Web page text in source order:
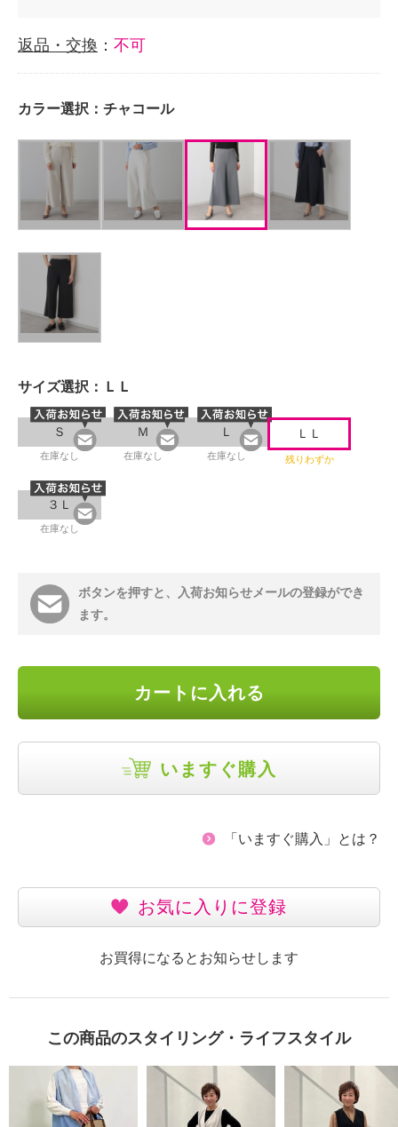
返品・交換 ： 不可
カラー選択： チャコール
サイズ選択： ＬＬ
Ｓ
在庫なし
Ｍ
在庫なし
Ｌ
在庫なし
ＬＬ
残りわずか
３Ｌ
在庫なし
ボタンを押すと、入荷お知らせメールの登録ができ
ます。
カートに入れる
いますぐ購入
「いますぐ購入」とは？
お気に入りに登録
お買得になるとお知らせします
この商品のスタイリング・ライフスタイル